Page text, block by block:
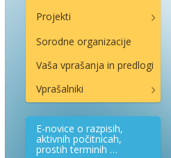
Projekti
Sorodne organizacije
Vaša vprašanja in predlogi
Vprašalniki
E-novice o razpisih,
aktivnih počitnicah,
prostih terminih …